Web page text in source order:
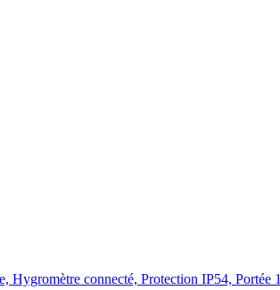
connecté, Protection IP54, Portée